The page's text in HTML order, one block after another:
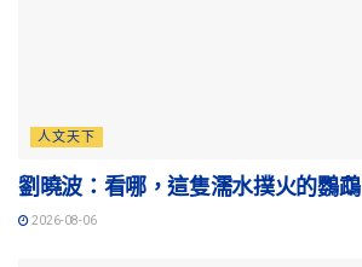
人文天下
劉曉波：看哪，這隻濡水撲火的鸚鵡
2026-08-06